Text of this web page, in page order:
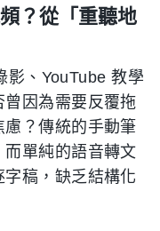
？從「重聽地
影、YouTube 教學
因為需要反覆拖
？傳統的手動筆
單純的語音轉文
稿，缺乏結構化